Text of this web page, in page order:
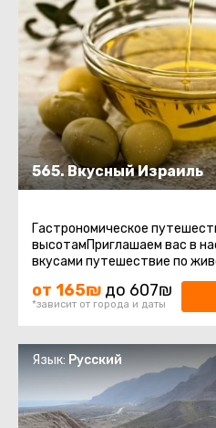
565. Вкусный Израиль
Гастрономическое
высотамПриглашаем вас в
вкусами путешествие по
высотам – региону, где
от 165₪ до 607₪
*зависит от города и даты
Язык: Русский